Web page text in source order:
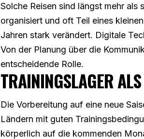
Solche Reisen sind längst mehr
organisiert und oft Teil eines
Jahren stark verändert. Digitale
Von der Planung über die
entscheidende Rolle.
TRAININGSLAGER
Die Vorbereitung auf eine neue
Ländern mit guten
körperlich auf die kommenden